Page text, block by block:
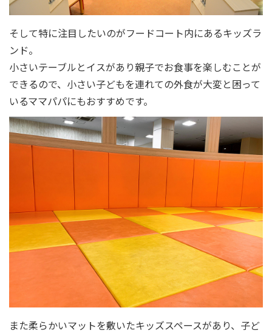
そして特に注目したいのがフードコート内にあるキッズラ
ンド。
小さいテーブルとイスがあり親子でお食事を楽しむことが
できるので、小さい子どもを連れての外食が大変と困って
いるママパパにもおすすめです。
また柔らかいマットを敷いたキッズスペースがあり、子ど